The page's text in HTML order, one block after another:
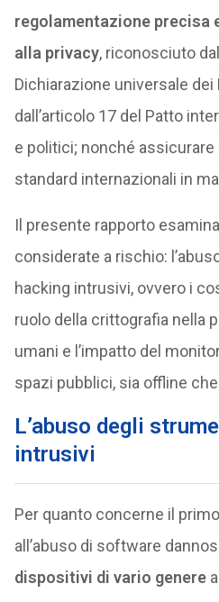
regolamentazione precisa
alla privacy, riconosciuto
Dichiarazione universale dei
dall’articolo 17 del Patto
e politici; nonché
standard internazionali in
Il presente rapporto
considerate a rischio:
hacking intrusivi, ovvero i
ruolo della crittografia nella
umani e l’impatto del
spazi pubblici, sia offline
L’abuso degli
intrusivi
Per quanto concerne il
all’abuso di software
dispositivi di vario genere